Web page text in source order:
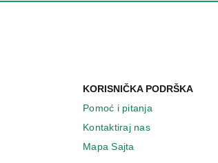
KORISNIČKA PODRŠKA
Pomoć i pitanja
Kontaktiraj nas
Mapa Sajta